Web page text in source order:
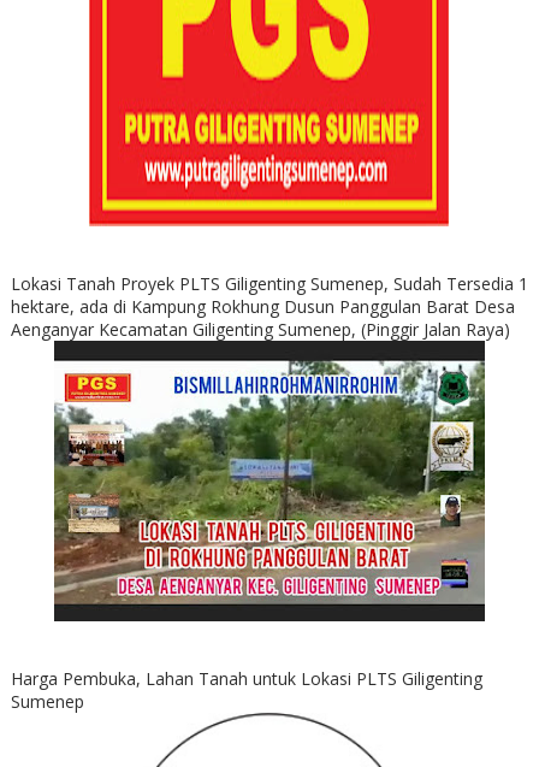
Lokasi Tanah Proyek PLTS Giligenting Sumenep, Sudah Tersedia 1
hektare, ada di Kampung Rokhung Dusun Panggulan Barat Desa
Aenganyar Kecamatan Giligenting Sumenep, (Pinggir Jalan Raya)
Harga Pembuka, Lahan Tanah untuk Lokasi PLTS Giligenting
Sumenep